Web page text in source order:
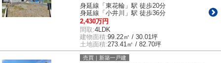
身延線「東花輪」駅 徒歩20分
身延線「小井川」駅 徒歩36分
2,430万円
間取:4LDK
建物面積:99.22㎡ / 30.01坪
土地面積:273.41㎡ / 82.70坪
売買｜新築一戸建